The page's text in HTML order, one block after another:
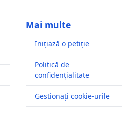
Mai multe
Inițiază o petiție
Politică de
confidențialitate
Gestionați cookie-urile